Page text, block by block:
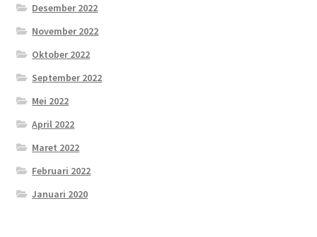
Desember 2022
November 2022
Oktober 2022
September 2022
Mei 2022
April 2022
Maret 2022
Februari 2022
Januari 2020